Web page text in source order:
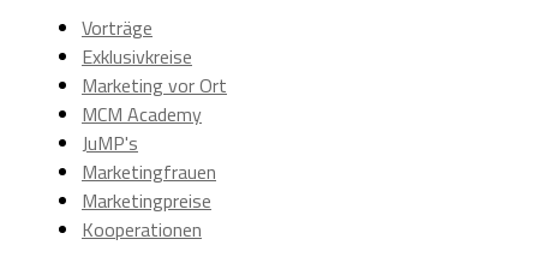
Vorträge
Exklusivkreise
Marketing vor Ort
MCM Academy
JuMP's
Marketingfrauen
Marketingpreise
Kooperationen